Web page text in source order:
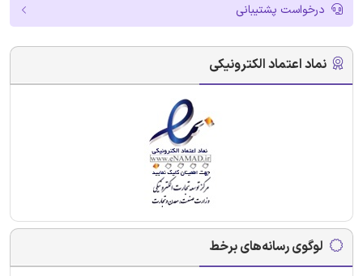
درخواست پشتیبانی
نماد اعتماد الکترونیکی
لوگوی رسانه‌های برخط